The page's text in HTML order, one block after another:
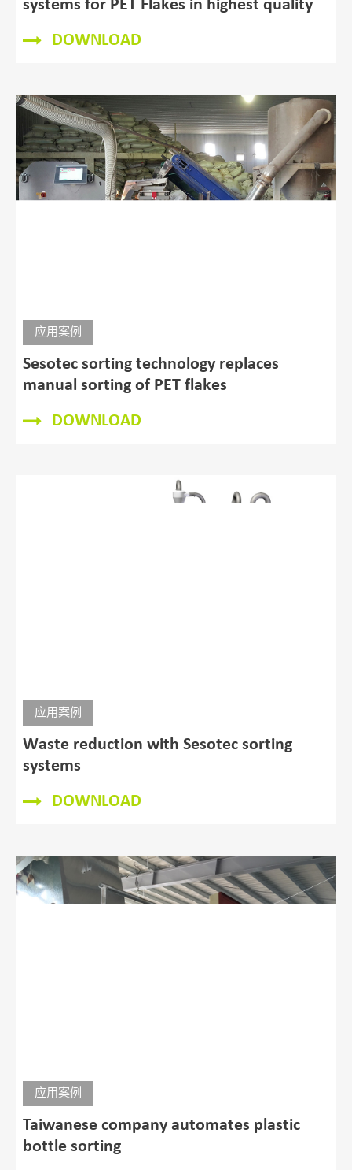
DOWNLOAD
应用案例
Sesotec sorting technology replaces
manual sorting of PET flakes
DOWNLOAD
应用案例
Waste reduction with Sesotec sorting
systems
DOWNLOAD
应用案例
Taiwanese company automates plastic
bottle sorting